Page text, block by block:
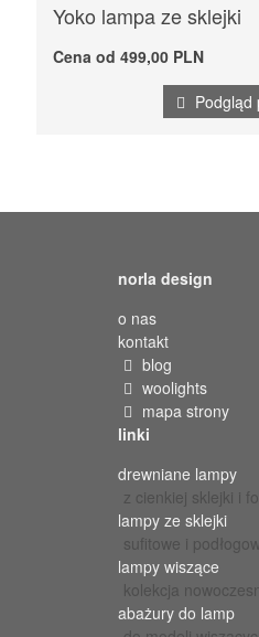
Yoko lampa ze sklejki
Cena od 499,00 PLN
Podgląd
norla design
o nas
kontakt
blog
woolights
mapa strony
linki
drewniane lampy
z cienkiej sklejki i
lampy ze sklejki
sufitowe i
lampy wiszące
kolekcja
abażury do lamp